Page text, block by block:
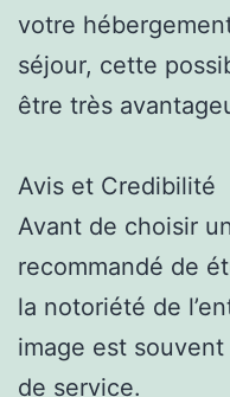
votre
séjour, cette
être très
Avis et Credibilité
Avant de choisir
recommandé de
la notoriété de
image est
de service.